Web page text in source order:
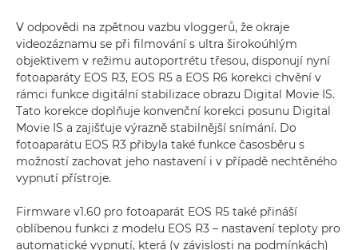
V odpovědi na zpětnou vazbu vloggerů, že okraje
videozáznamu se při filmování s ultra širokoúhlým
objektivem v režimu autoportrétu třesou, disponují nyní
fotoaparáty EOS R3, EOS R5 a EOS R6 korekci chvění v
rámci funkce digitální stabilizace obrazu Digital Movie IS.
Tato korekce doplňuje konvenční korekci posunu Digital
Movie IS a zajišťuje výrazně stabilnější snímání. Do
fotoaparátu EOS R3 přibyla také funkce časosběru s
možností zachovat jeho nastavení i v případě nechtěného
vypnutí přístroje.
Firmware v1.60 pro fotoaparát EOS R5 také přináší
oblíbenou funkci z modelu EOS R3 – nastavení teploty pro
automatické vypnutí, která (v závislosti na podmínkách)